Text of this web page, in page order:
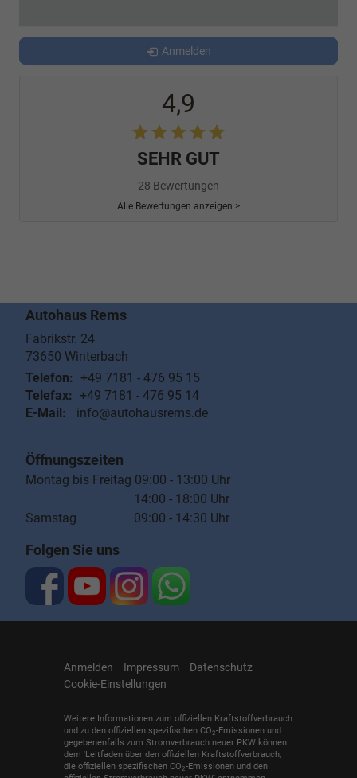
Anmelden
4,9
SEHR GUT
28 Bewertungen
Alle Bewertungen anzeigen >
Autohaus Rems
Fabrikstr. 24
73650 Winterbach
Telefon: +49 7181 - 476 95 15
Telefax: +49 7181 - 476 95 14
E-Mail:
info@autohausrems.de
Öffnungszeiten
Montag bis Freitag 09:00 - 13:00 Uhr
14:00 - 18:00 Uhr
Samstag 09:00 - 14:30 Uhr
Folgen Sie uns
Anmelden Impressum
Datenschutz
Cookie-Einstellungen
Weitere Informationen zum offiziellen Kraftstoffverbrauch
und zu den offiziellen spezifischen CO2-Emissionen und
gegebenenfalls zum Stromverbrauch neuer PKW können
dem 'Leitfaden über den offiziellen Kraftstoffverbrauch,
die offiziellen spezifischen CO2-Emissionen und den